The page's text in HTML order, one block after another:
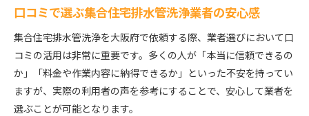
口コミで選ぶ集合住宅排水管洗浄業者の安心感
集合住宅排水管洗浄を大阪府で依頼する際、業者選びにおいて口
コミの活用は非常に重要です。多くの人が「本当に信頼できるの
か」「料金や作業内容に納得できるか」といった不安を持ってい
ますが、実際の利用者の声を参考にすることで、安心して業者を
選ぶことが可能となります。